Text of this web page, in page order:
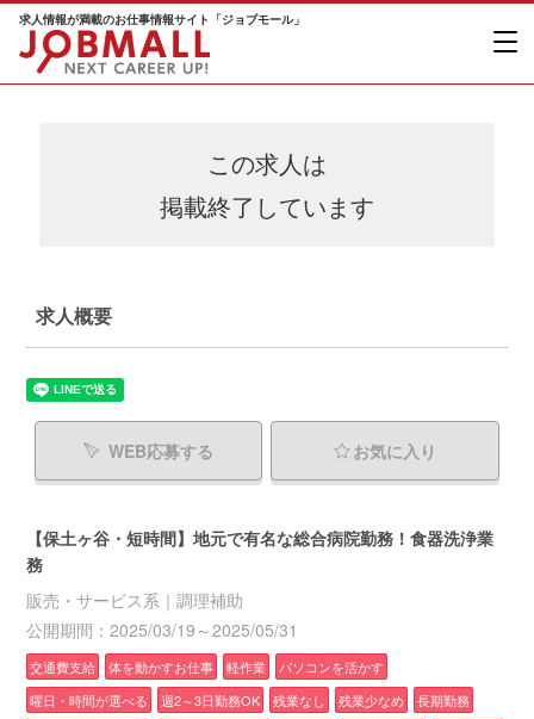
求人情報が満載のお仕事情報サイト「ジョブモール」
この求人は
掲載終了しています
求人概要
WEB応募する お気に入り
【保土ヶ谷・短時間】地元で有名な総合病院勤務！食器洗浄業
務
販売・サービス系｜調理補助
公開期間：2025/03/19～2025/05/31
交通費支給 体を動かすお仕事 軽作業
パソコンを活かす
曜日・時間が選べる
週2～3日勤務OK 残業なし 残業少なめ
長期勤務